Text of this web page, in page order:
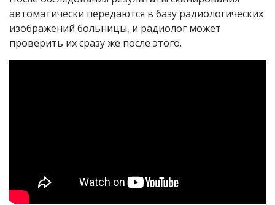
автоматически передаются в базу радиологических
изображений больницы, и радиолог может
проверить их сразу же после этого.